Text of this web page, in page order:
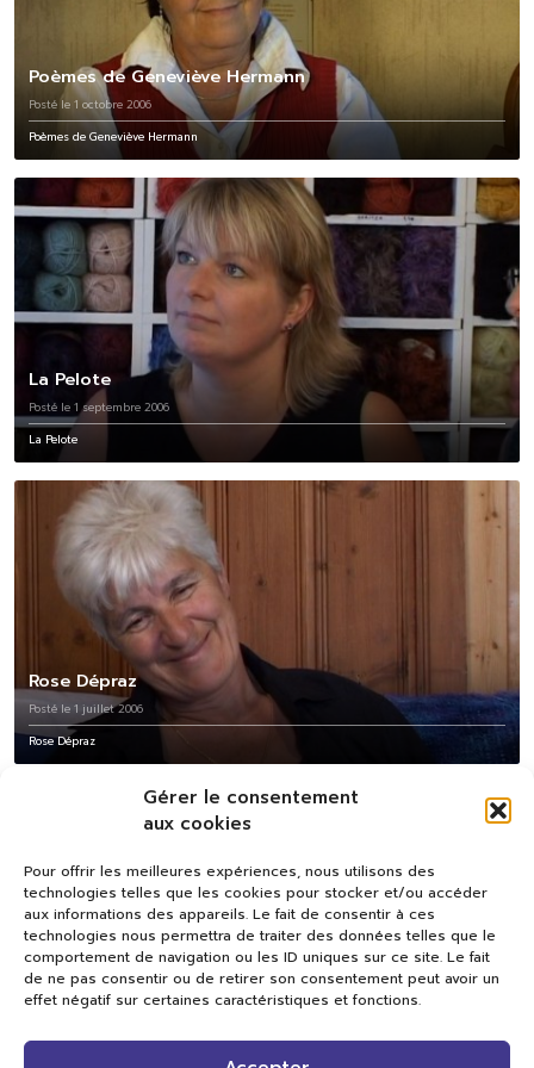
Gérer le consentement
aux cookies
Pour offrir les meilleures expériences, nous utilisons des
technologies telles que les cookies pour stocker et/ou accéder
aux informations des appareils. Le fait de consentir à ces
technologies nous permettra de traiter des données telles que le
comportement de navigation ou les ID uniques sur ce site. Le fait
de ne pas consentir ou de retirer son consentement peut avoir un
effet négatif sur certaines caractéristiques et fonctions.
Poèmes de Geneviève Hermann
Posté le 1 octobre 2006
Poèmes de Geneviève Hermann
La Pelote
Posté le 1 septembre 2006
La Pelote
Rose Dépraz
Posté le 1 juillet 2006
Rose Dépraz
Val TV